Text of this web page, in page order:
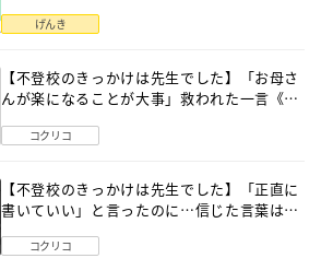
げんき
【不登校のきっかけは先生でした】「お母さ
んが楽になることが大事」救われた一言《第
コクリコ
【不登校のきっかけは先生でした】「正直に
書いていい」と言ったのに…信じた言葉は噓
コクリコ